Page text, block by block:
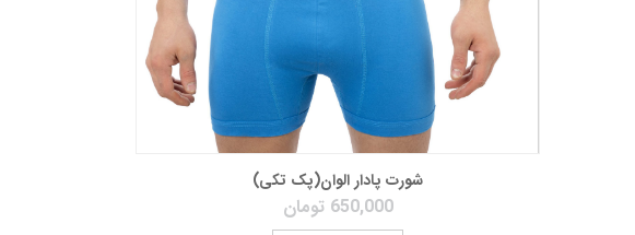
شورت پادار الوان(پک تکی)
650,000 تومان